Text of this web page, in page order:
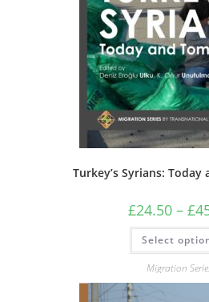
Turkey’s Syrians:
£24.50 – £
Select
Migration